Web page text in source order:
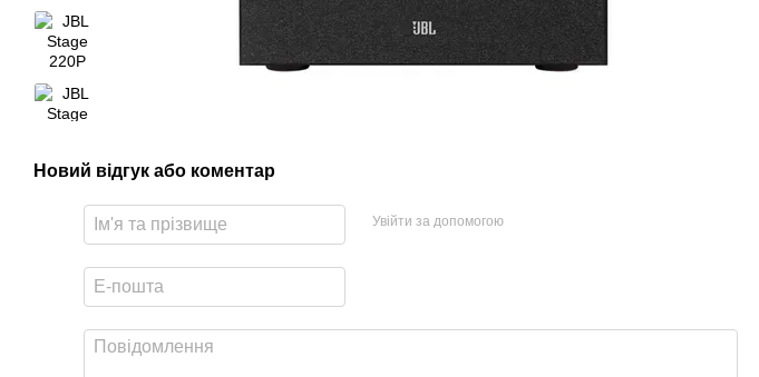
Новий відгук або коментар
Увійти за допомогою